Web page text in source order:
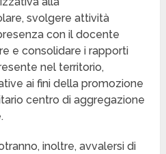
svolgere attività
con il docente
e consolidare i rapporti
nel territorio,
ai fini della promozione
centro di aggregazione
inoltre, avvalersi di